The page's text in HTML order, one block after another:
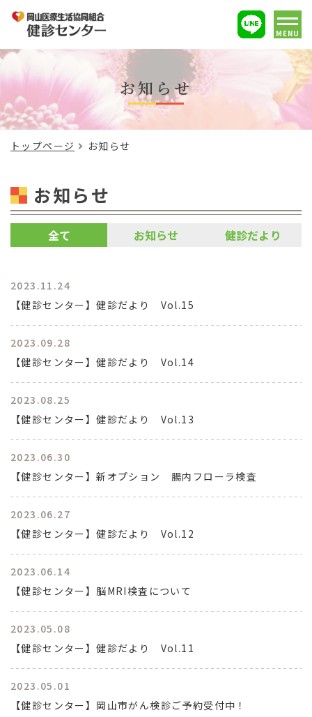
MENU
お知らせ
トップページ お知らせ
お知らせ
全て お知らせ 健診だより
2023.11.24
【健診センター】健診だより Vol.15
2023.09.28
【健診センター】健診だより Vol.14
2023.08.25
【健診センター】健診だより Vol.13
2023.06.30
【健診センター】新オプション 腸内フローラ検査
2023.06.27
【健診センター】健診だより Vol.12
2023.06.14
【健診センター】脳MRI検査について
2023.05.08
【健診センター】健診だより Vol.11
2023.05.01
【健診センター】岡山市がん検診ご予約受付中！